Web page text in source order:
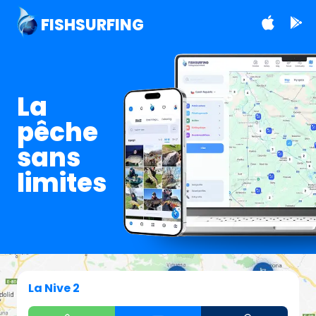
FISHSURFING
La
pêche
sans
limites
La Nive 2